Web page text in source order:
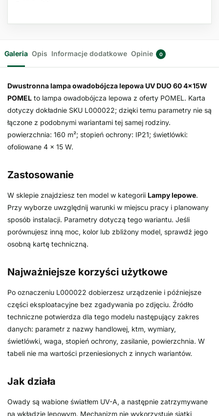
Galeria Opis Informacje dodatkowe Opinie 0
Dwustronna lampa owadobójcza lepowa UV DUO 60 4x15W
POMEL to lampa owadobójcza lepowa z oferty POMEL. Karta
dotyczy dokładnie SKU L000022; dzięki temu parametry nie są
łączone z podobnymi wariantami tej samej rodziny.
powierzchnia: 160 m²; stopień ochrony: IP21; świetlówki:
ofoliowane 4 × 15 W.
Zastosowanie
W sklepie znajdziesz ten model w kategorii Lampy lepowe.
Przy wyborze uwzględnij warunki w miejscu pracy i planowany
sposób instalacji. Parametry dotyczą tego wariantu. Jeśli
porównujesz inną moc, kolor lub zbliżony model, sprawdź jego
osobną kartę techniczną.
Najważniejsze korzyści użytkowe
Po oznaczeniu L000022 dobierzesz urządzenie i późniejsze
części eksploatacyjne bez zgadywania po zdjęciu. Źródło
techniczne potwierdza dla tego modelu następujący zakres
danych: parametr z nazwy handlowej, ktm, wymiary,
świetlówki, waga, stopień ochrony, zasilanie, powierzchnia. W
tabeli nie ma wartości przeniesionych z innych wariantów.
Jak działa
Owady są wabione światłem UV-A, a następnie zatrzymywane
na wkładzie lepowym. Mechanizm nie wykorzystuje siatki